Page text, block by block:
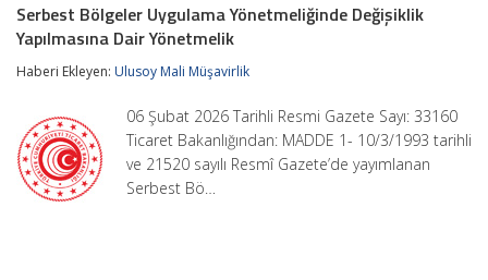
Uygulama
Yönetmeliğinde
Yapılmasına
Yönetmelik
Serbest Bölgeler Uygulama Yönetmeliğinde Değişiklik
Yapılmasına Dair Yönetmelik
Haberi Ekleyen: Ulusoy Mali Müşavirlik
06 Şubat 2026 Tarihli Resmi Gazete Sayı: 33160
Ticaret Bakanlığından: MADDE 1- 10/3/1993 tarihli
ve 21520 sayılı Resmî Gazete’de yayımlanan
Serbest Bö…